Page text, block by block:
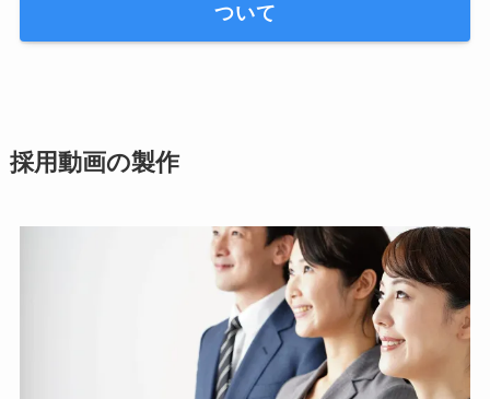
ついて
採用動画の製作